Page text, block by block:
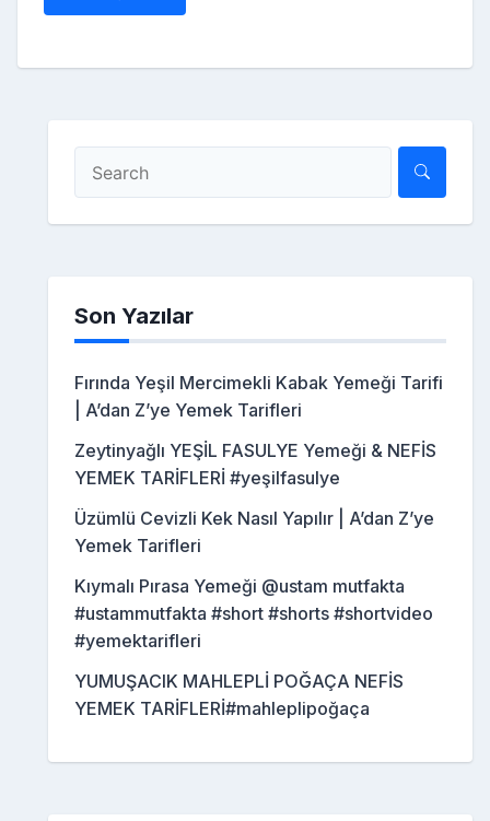
Son Yazılar
Fırında Yeşil Mercimekli Kabak Yemeği Tarifi
| A’dan Z’ye Yemek Tarifleri
Zeytinyağlı YEŞİL FASULYE Yemeği & NEFİS
YEMEK TARİFLERİ #yeşilfasulye
Üzümlü Cevizli Kek Nasıl Yapılır | A’dan Z’ye
Yemek Tarifleri
Kıymalı Pırasa Yemeği @ustam mutfakta
#ustammutfakta #short #shorts #shortvideo
#yemektarifleri
YUMUŞACIK MAHLEPLİ POĞAÇA NEFİS
YEMEK TARİFLERİ#mahleplipoğaça